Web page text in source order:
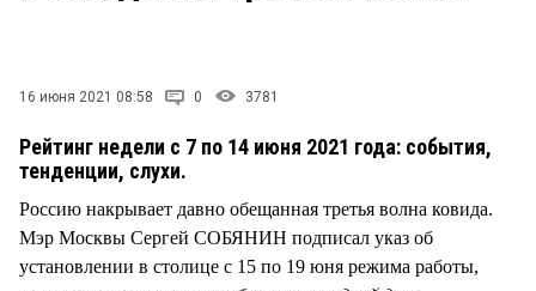
ПРОИСШЕСТВИЯ
СТИЛЬ ЖИЗНИ
16 июня 2021 08:58 0 3781
Рейтинг недели с 7 по 14 июня 2021 года: события,
тенденции, слухи.
Россию накрывает давно обещанная третья волна ковида.
Мэр Москвы Сергей СОБЯНИН подписал указ об
установлении в столице с 15 по 19 юня режима работы,